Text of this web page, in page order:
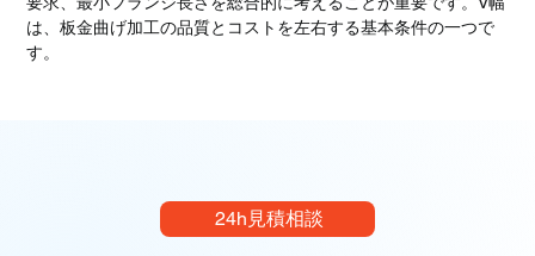
は、板金曲げ加工の品質とコストを左右する基本条件の一つで
す。
24h見積相談